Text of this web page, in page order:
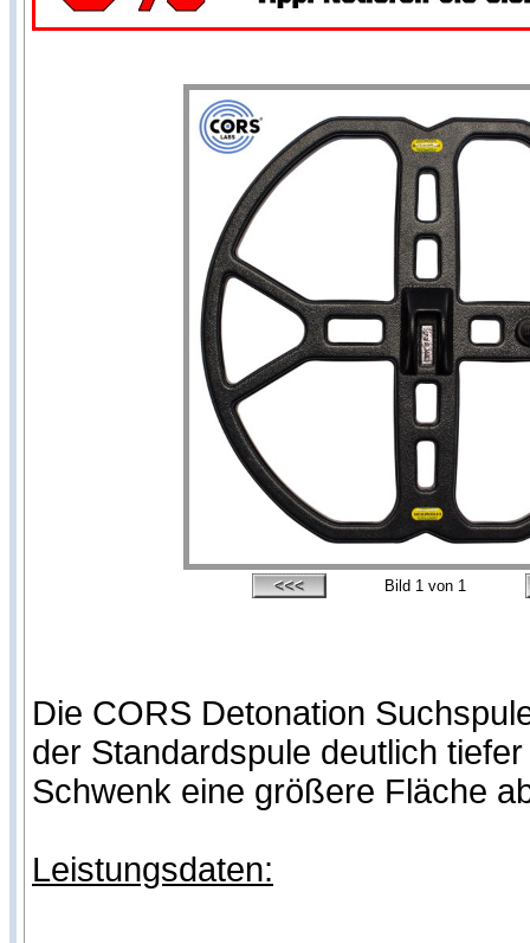
Bild 1 von 1
Die CORS Detonation
der Standardspule deutlich
Schwenk eine größere Fläche
Leistungsdaten: